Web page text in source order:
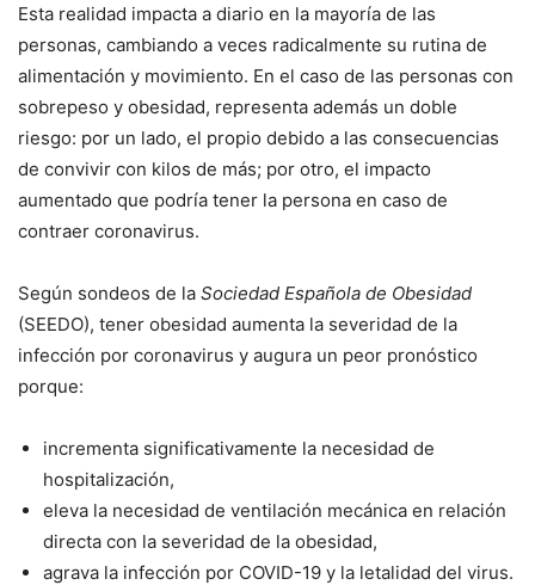
Esta realidad impacta a diario en la mayoría de las
personas, cambiando a veces radicalmente su rutina de
alimentación y movimiento. En el caso de las personas con
sobrepeso y obesidad, representa además un doble
riesgo: por un lado, el propio debido a las consecuencias
de convivir con kilos de más; por otro, el impacto
aumentado que podría tener la persona en caso de
contraer coronavirus.
Según sondeos de la Sociedad Española de Obesidad
(SEEDO), tener obesidad aumenta la severidad de la
infección por coronavirus y augura un peor pronóstico
porque:
incrementa significativamente la necesidad de
hospitalización,
eleva la necesidad de ventilación mecánica en relación
directa con la severidad de la obesidad,
agrava la infección por COVID-19 y la letalidad del virus.